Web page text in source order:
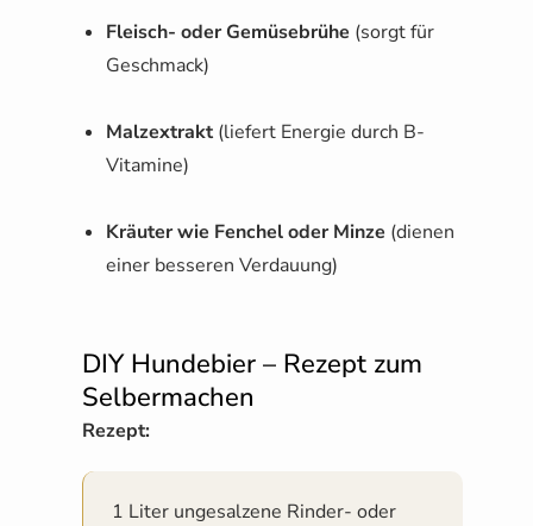
Fleisch- oder Gemüsebrühe (sorgt für
Geschmack)
Malzextrakt (liefert Energie durch B-
Vitamine)
Kräuter wie Fenchel oder Minze (dienen
einer besseren Verdauung)
DIY Hundebier – Rezept zum
Selbermachen
Rezept:
1 Liter ungesalzene Rinder- oder